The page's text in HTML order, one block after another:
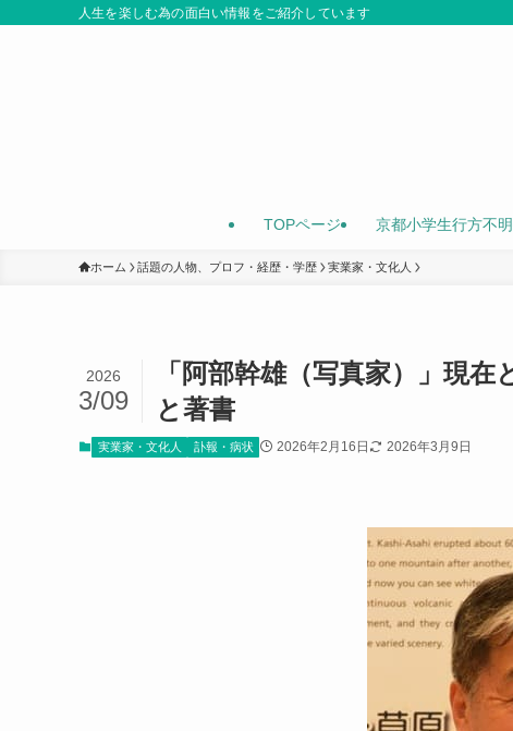
人生を楽しむ為の面白い情報をご紹介しています
TOPページ 京都小学生行方不明
ホーム 話題の人物、プロフ・経歴・学歴 実業家・文化人
「阿部幹雄（写真家）」現
と著書
2026
3/09
実業家・文化人 訃報・病状 2026年2月16日 2026年3月9日